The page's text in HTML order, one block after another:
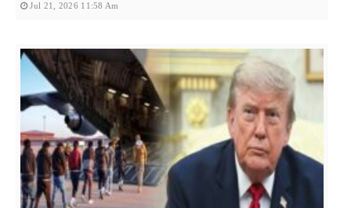
Jul 21, 2026 11:58 Am